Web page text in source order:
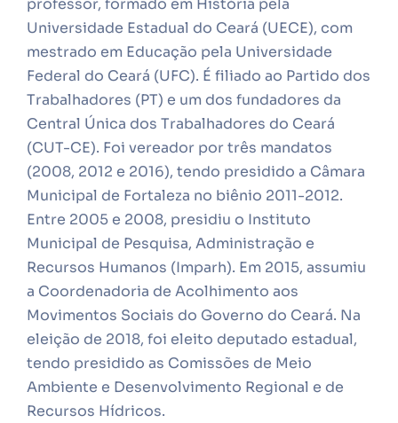
professor, formado em História pela
Universidade Estadual do Ceará (UECE), com
mestrado em Educação pela Universidade
Federal do Ceará (UFC). É filiado ao Partido dos
Trabalhadores (PT) e um dos fundadores da
Central Única dos Trabalhadores do Ceará
(CUT-CE). Foi vereador por três mandatos
(2008, 2012 e 2016), tendo presidido a Câmara
Municipal de Fortaleza no biênio 2011-2012.
Entre 2005 e 2008, presidiu o Instituto
Municipal de Pesquisa, Administração e
Recursos Humanos (Imparh). Em 2015, assumiu
a Coordenadoria de Acolhimento aos
Movimentos Sociais do Governo do Ceará. Na
eleição de 2018, foi eleito deputado estadual,
tendo presidido as Comissões de Meio
Ambiente e Desenvolvimento Regional e de
Recursos Hídricos.